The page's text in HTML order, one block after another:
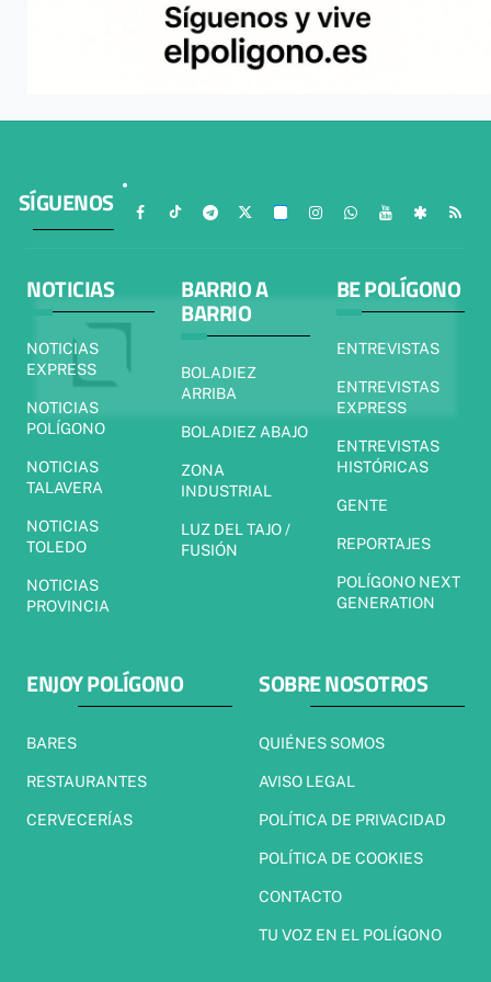
SÍGUENOS
NOTICIAS
NOTICIAS
EXPRESS
NOTICIAS
POLÍGONO
NOTICIAS
TALAVERA
NOTICIAS
TOLEDO
NOTICIAS
PROVINCIA
BARRIO A
BARRIO
BOLADIEZ
ARRIBA
BOLADIEZ ABAJO
ZONA
INDUSTRIAL
LUZ DEL TAJO /
FUSIÓN
BE POLÍGONO
ENTREVISTAS
ENTREVISTAS
EXPRESS
ENTREVISTAS
HISTÓRICAS
GENTE
REPORTAJES
POLÍGONO NEXT
GENERATION
ENJOY POLÍGONO
BARES
RESTAURANTES
CERVECERÍAS
SOBRE NOSOTROS
QUIÉNES SOMOS
AVISO LEGAL
POLÍTICA DE PRIVACIDAD
POLÍTICA DE COOKIES
CONTACTO
TU VOZ EN EL POLÍGONO